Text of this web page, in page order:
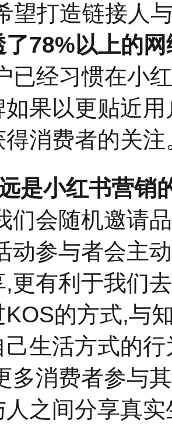
望打造链接人
78%以上的
已经习惯在小
如果以更贴近
消费者的关注
是小红书营销
们会随机邀请
动参与者会主
更有利于我们
的方式,与
己生活方式的
多消费者参与
之间分享真